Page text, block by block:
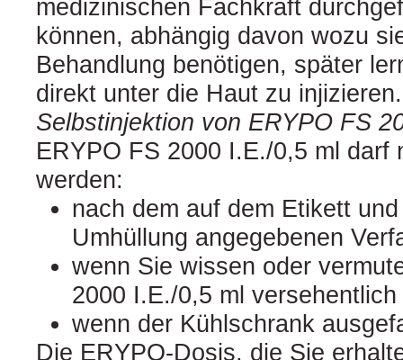
medizinischen Fachkraft
können, abhängig davon wozu
Behandlung benötigen, später
direkt unter die Haut zu
Selbstinjektion von ERYPO FS
ERYPO FS 2000 I.E./0,5 ml darf
werden:
nach dem auf dem Etikett
Umhüllung angegebenen
wenn Sie wissen oder
2000 I.E./0,5 ml
wenn der Kühlschrank
Die ERYPO-Dosis, die Sie